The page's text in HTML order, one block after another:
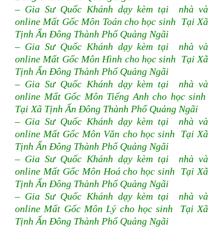
– Gia Sư Quốc Khánh dạy kèm tại nhà và
online Mất Gốc Môn Toán cho học sinh Tại Xã
Tịnh Ấn Đông Thành Phố Quảng Ngãi
– Gia Sư Quốc Khánh dạy kèm tại nhà và
online Mất Gốc Môn Hình cho học sinh Tại Xã
Tịnh Ấn Đông Thành Phố Quảng Ngãi
– Gia Sư Quốc Khánh dạy kèm tại nhà và
online Mất Gốc Môn Tiếng Anh cho học sinh
Tại Xã Tịnh Ấn Đông Thành Phố Quảng Ngãi
– Gia Sư Quốc Khánh dạy kèm tại nhà và
online Mất Gốc Môn Văn cho học sinh Tại Xã
Tịnh Ấn Đông Thành Phố Quảng Ngãi
– Gia Sư Quốc Khánh dạy kèm tại nhà và
online Mất Gốc Môn Hoá cho học sinh Tại Xã
Tịnh Ấn Đông Thành Phố Quảng Ngãi
– Gia Sư Quốc Khánh dạy kèm tại nhà và
online Mất Gốc Môn Lý cho học sinh Tại Xã
Tịnh Ấn Đông Thành Phố Quảng Ngãi